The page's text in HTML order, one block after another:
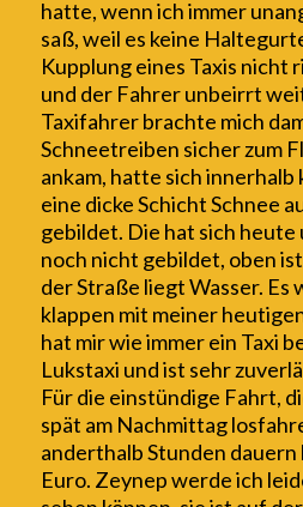
hatte, wenn ich immer
saß, weil es keine
Kupplung eines Taxis
und der Fahrerunbeirrt
Taxifahrerbrachte mich
Schneetreiben sicher zum
ankam, hatte sichinnerhalb
eine dicke Schicht Schnee
gebildet. Die hat sich
noch nicht gebildet, oben
der Straße liegt Wasser. Es
klappen mit meiner
hat mir wie immer ein Taxi
Lukstaxi und ist sehr
Für die einstündige Fahrt,
spät am Nachmittag
anderthalb Stunden dauern
Euro. Zeynep werde ich